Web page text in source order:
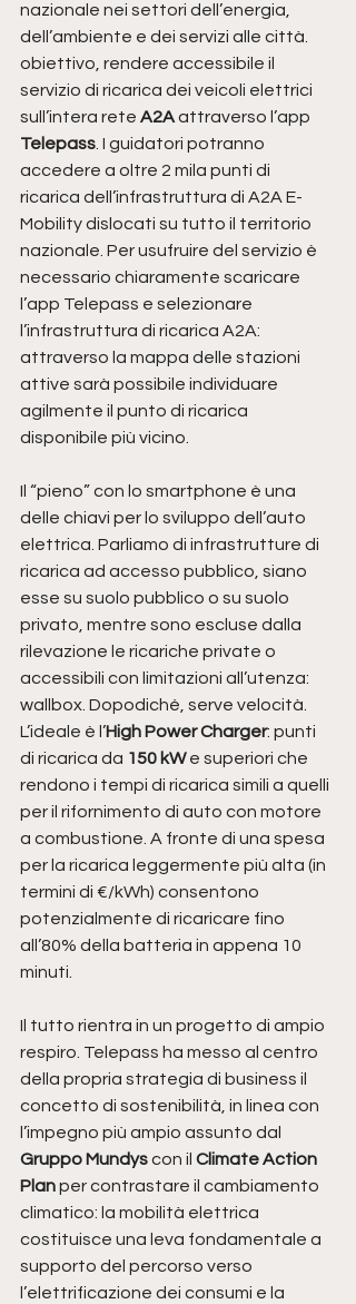
nazionale nei settori dell’energia,
dell’ambiente e dei servizi alle città.
obiettivo, rendere accessibile il
servizio di ricarica dei veicoli elettrici
sull’intera rete A2A attraverso l’app
Telepass. I guidatori potranno
accedere a oltre 2 mila punti di
ricarica dell’infrastruttura di A2A E-
Mobility dislocati su tutto il territorio
nazionale. Per usufruire del servizio è
necessario chiaramente scaricare
l’app Telepass e selezionare
l’infrastruttura di ricarica A2A:
attraverso la mappa delle stazioni
attive sarà possibile individuare
agilmente il punto di ricarica
disponibile più vicino.
Il “pieno” con lo smartphone è una
delle chiavi per lo sviluppo dell’auto
elettrica. Parliamo di infrastrutture di
ricarica ad accesso pubblico, siano
esse su suolo pubblico o su suolo
privato, mentre sono escluse dalla
rilevazione le ricariche private o
accessibili con limitazioni all’utenza:
wallbox. Dopodiché, serve velocità.
L’ideale è l’High Power Charger: punti
di ricarica da 150 kW e superiori che
rendono i tempi di ricarica simili a quelli
per il rifornimento di auto con motore
a combustione. A fronte di una spesa
per la ricarica leggermente più alta (in
termini di €/kWh) consentono
potenzialmente di ricaricare fino
all’80% della batteria in appena 10
minuti.
Il tutto rientra in un progetto di ampio
respiro. Telepass ha messo al centro
della propria strategia di business il
concetto di sostenibilità, in linea con
l’impegno più ampio assunto dal
Gruppo Mundys con il Climate Action
Plan per contrastare il cambiamento
climatico: la mobilità elettrica
costituisce una leva fondamentale a
supporto del percorso verso
l’elettrificazione dei consumi e la